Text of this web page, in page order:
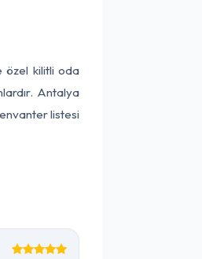
özel kilitli oda
Antalya
listesi